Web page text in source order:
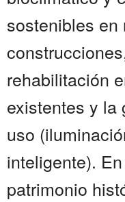
sostenibles en
rehabilitación
existentes y la
uso
inteligente).
patrimonio